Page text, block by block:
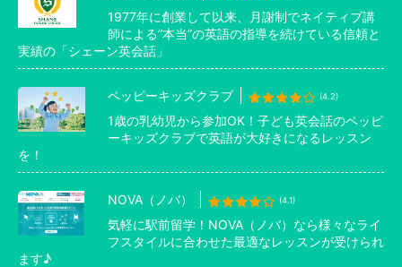
1977年に創業して以来、月謝制でネイティブ講
師による”本当”の英語の指導を続けている信頼と
実績の「シェーン英会話」
ペッピーキッズクラブ (4.2)
1歳の乳幼児から参加OK！子ども英会話のペッピ
ーキッズクラブで英語が大好きになるレッスン
を！
NOVA（ノバ） (4.1)
気軽に駅前留学！NOVA（ノバ）なら様々なライ
フスタイルに合わせた最適なレッスンが受けられ
ます♪